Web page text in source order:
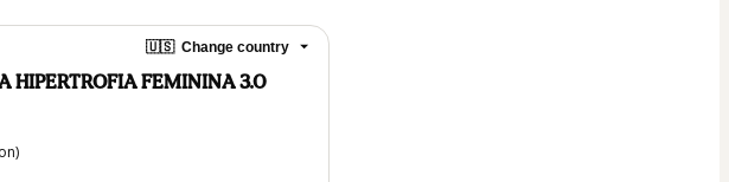
🇺🇸 Change country
HIPERTROFIA FEMININA 3.0